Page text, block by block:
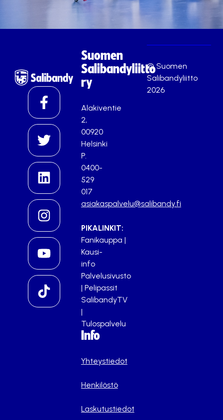
Suomen
Salibandyliitto
ry
Alakiventie
2,
00920
Helsinki
P.
0400-
529
017
asiakaspalvelu@salibandy.fi
PIKALINKIT:
Fanikauppa |
Kausi-
info
Palvelusivusto
| Pelipassit
SalibandyTV
|
Tulospalvelu
Info
Yhteystiedot
Henkilöstö
Laskutustiedot
© Suomen
Salibandyliitto
2026